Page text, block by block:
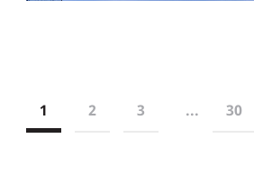
1 2 3 ... 30